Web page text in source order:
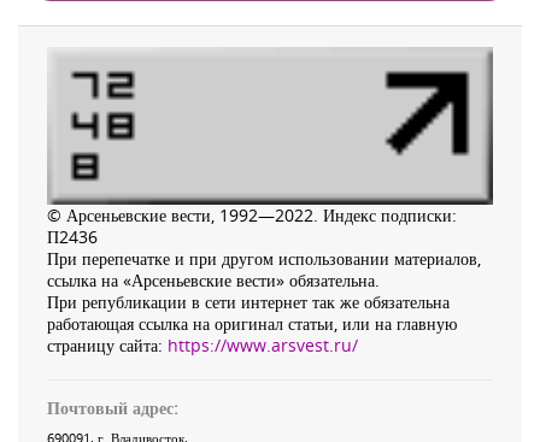
© Арсеньевские вести, 1992—2022. Индекс подписки:
П2436
При перепечатке и при другом использовании материалов,
ссылка на «Арсеньевские вести» обязательна.
При републикации в сети интернет так же обязательна
работающая ссылка на оригинал статьи, или на главную
страницу сайта: https://www.arsvest.ru/
Почтовый адрес:
690091, г. Владивосток,